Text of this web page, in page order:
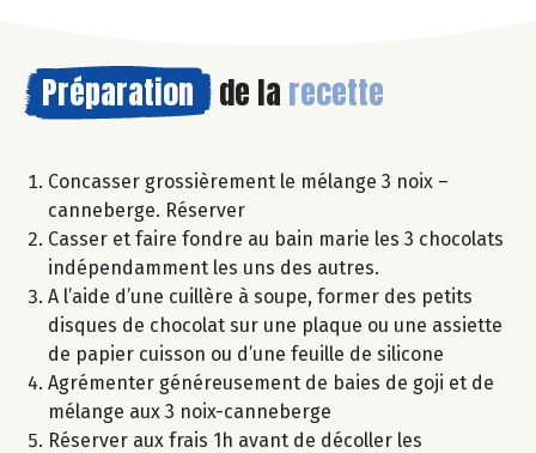
Préparation de la recette
Concasser grossièrement le mélange 3 noix –
canneberge. Réserver
Casser et faire fondre au bain marie les 3 chocolats
indépendamment les uns des autres.
A l’aide d’une cuillère à soupe, former des petits
disques de chocolat sur une plaque ou une assiette
de papier cuisson ou d’une feuille de silicone
Agrémenter généreusement de baies de goji et de
mélange aux 3 noix-canneberge
Réserver aux frais 1h avant de décoller les